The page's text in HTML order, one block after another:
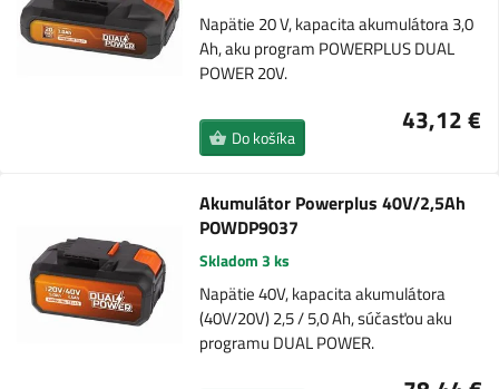
Napätie 20 V, kapacita akumulátora 3,0
Ah, aku program POWERPLUS DUAL
POWER 20V.
43,12 €
Do košíka
Akumulátor Powerplus 40V/2,5Ah
POWDP9037
Skladom 3 ks
Napätie 40V, kapacita akumulátora
(40V/20V) 2,5 / 5,0 Ah, súčasťou aku
programu DUAL POWER.